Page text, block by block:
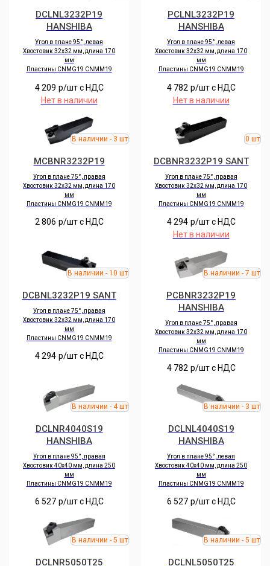
DCLNL3232P19
HANSHIBA
Угол в плане 95°, левая
Хвостовик 32х32 мм, длина 170
мм
Пластины CNMG19 CNMM19
4 209 р/шт c НДС
Нет в наличии
PCLNL3232P19
HANSHIBA
Угол в плане 95°, левая
Хвостовик 32х32 мм, длина 170
мм
Пластины CNMG19 CNMM19
4 782 р/шт c НДС
Нет в наличии
MCBNR3232P19
Угол в плане 75°, правая
Хвостовик 32х32 мм, длина 170
мм
Пластины CNMG19 CNMM19
2 806 р/шт c НДС
DCBNR3232P19 SANT
Угол в плане 75°, правая
Хвостовик 32х32 мм, длина 170
мм
Пластины CNMG19 CNMM19
4 294 р/шт c НДС
Нет в наличии
DCBNL3232P19 SANT
Угол в плане 75°, правая
Хвостовик 32х32 мм, длина 170
мм
Пластины CNMG19 CNMM19
4 294 р/шт c НДС
PCBNR3232P19
HANSHIBA
Угол в плане 75°, правая
Хвостовик 32х32 мм, длина 170
мм
Пластины CNMG19 CNMM19
4 782 р/шт c НДС
DCLNR4040S19
HANSHIBA
Угол в плане 95°, правая
Хвостовик 40х40 мм, длина 250
мм
Пластины CNMG19 CNMM19
6 527 р/шт c НДС
DCLNL4040S19
HANSHIBA
Угол в плане 95°, левая
Хвостовик 40х40 мм, длина 250
мм
Пластины CNMG19 CNMM19
6 527 р/шт c НДС
DCLNR5050T25
DCLNL5050T25